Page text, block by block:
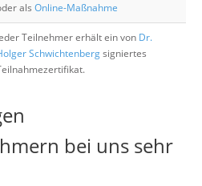
als Online-Maßnahme
Teilnehmer erhält ein von Dr.
Schwichtenbergsigniertes
bei uns sehr